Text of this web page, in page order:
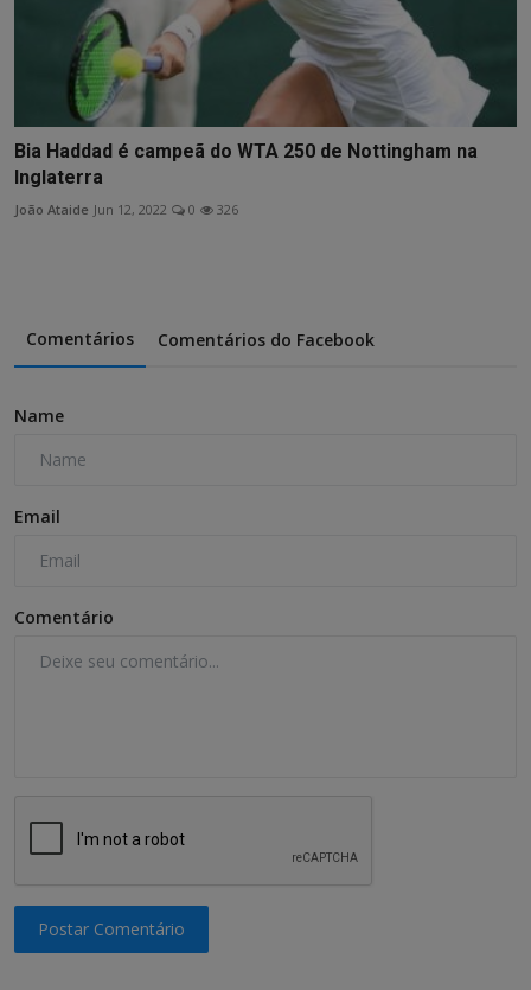
Bia Haddad é campeã do WTA 250 de Nottingham na
Inglaterra
João Ataide Jun 12, 2022 0 326
Comentários Comentários do Facebook
Name
Email
Comentário
Postar Comentário